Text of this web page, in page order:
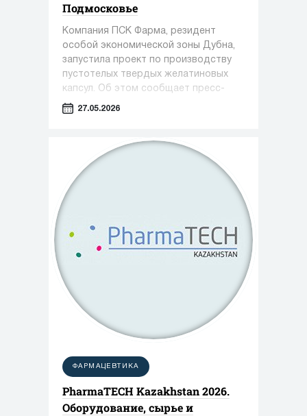
Подмосковье
Компания ПСК Фарма, резидент
особой экономической зоны Дубна,
запустила проект по производству
пустотелых твердых желатиновых
капсул. Об этом сообщает пресс-
служба Министерства инвестиций,
27.05.2026
ФАРМАЦЕВТИКА
PharmaTECH Kazakhstan 2026.
Оборудование, сырье и